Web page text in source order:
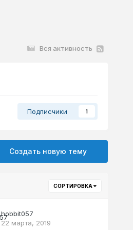
Вся активность
Подписчики 1
Создать новую тему
СОРТИРОВКА
hobbit057
22 марта, 2019